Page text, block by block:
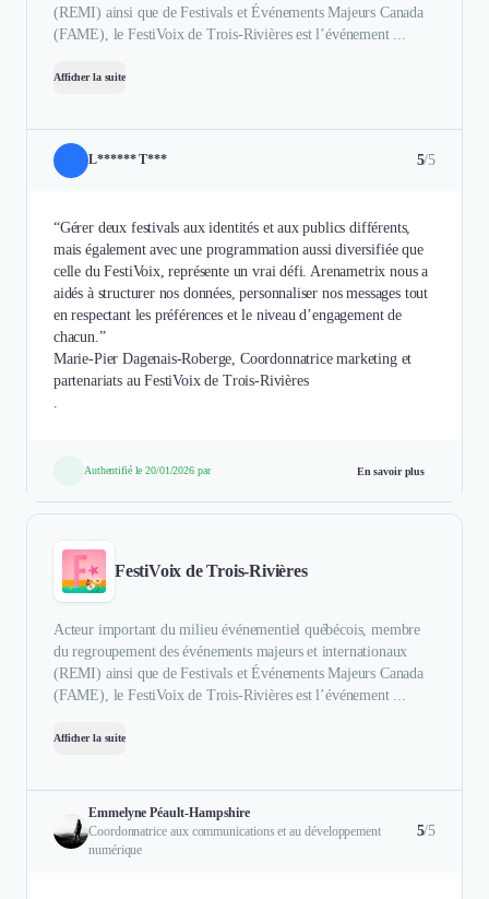
(REMI) ainsi que de Festivals et Événements Majeurs Canada
(FAME), le FestiVoix de Trois-Rivières est l’événement ...
Afficher la suite
L****** T*** 5/5
“Gérer deux festivals aux identités et aux publics différents,
mais également avec une programmation aussi diversifiée que
celle du FestiVoix, représente un vrai défi. Arenametrix nous a
aidés à structurer nos données, personnaliser nos messages tout
en respectant les préférences et le niveau d’engagement de
chacun.”
Marie-Pier Dagenais-Roberge, Coordonnatrice marketing et
partenariats au FestiVoix de Trois-Rivières
Authentifié le 20/01/2026 par En savoir plus
FestiVoix de Trois-Rivières
Acteur important du milieu événementiel québécois, membre
du regroupement des événements majeurs et internationaux
(REMI) ainsi que de Festivals et Événements Majeurs Canada
(FAME), le FestiVoix de Trois-Rivières est l’événement ...
Afficher la suite
Emmelyne Péault-Hampshire
Coordonnatrice aux communications et au développement
numérique
5/5